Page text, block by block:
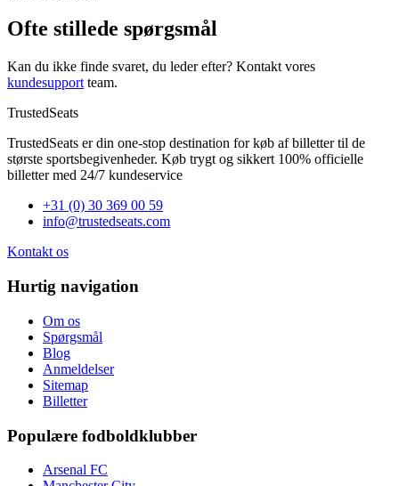
Ofte stillede spørgsmål
Kan du ikke finde svaret, du leder efter? Kontakt vores
kundesupport team.
TrustedSeats
TrustedSeats er din one-stop destination for køb af billetter til de
største sportsbegivenheder. Køb trygt og sikkert 100% officielle
billetter med 24/7 kundeservice
+31 (0) 30 369 00 59
info@trustedseats.com
Kontakt os
Hurtig navigation
Om os
Spørgsmål
Blog
Anmeldelser
Sitemap
Billetter
Populære fodboldklubber
Arsenal FC